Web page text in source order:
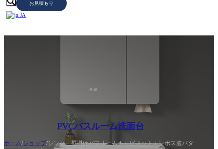
お見積もり
JA
PVCバスルーム洗面台
ホーム/ショップ/シンク、壁掛けバスルームキャビネットエンボス波パタ